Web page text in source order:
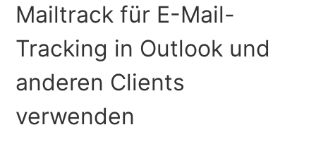
Mailtrack für E-Mail-
Tracking in Outlook und
anderen Clients
verwenden